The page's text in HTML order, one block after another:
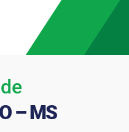
– MS